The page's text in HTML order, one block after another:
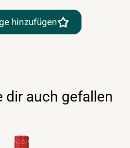
hinzufügen
dir auch gefallen